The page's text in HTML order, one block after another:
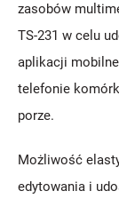
zasobów
TS-231 w celu
aplikacji
telefonie
porze.
Możliwość
edytowania i